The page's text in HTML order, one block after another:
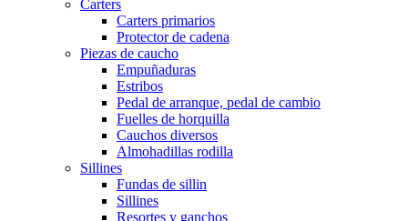
Carters
Carters primarios
Protector de cadena
Piezas de caucho
Empuñaduras
Estribos
Pedal de arranque, pedal de cambio
Fuelles de horquilla
Cauchos diversos
Almohadillas rodilla
Sillines
Fundas de sillin
Sillines
Resortes y ganchos